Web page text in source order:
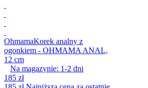
OhmamaKorek analny z
ogonkiem - OHMAMA ANAL,
12 cm
Na magazynie: 1-2 dni
185 zł